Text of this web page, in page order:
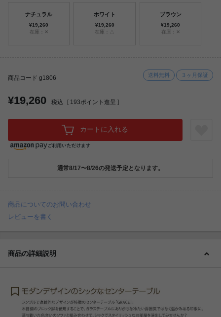
ナチュラル
¥19,260
在庫：✕
ホワイト
¥19,260
在庫：△
ブラウン
¥19,260
在庫：✕
商品コード g1806 送料無料 ３ヶ月保証
¥19,260 税込 [ 193ポイント進呈 ]
カートに入れる
通常8/17〜8/26の発送予定となります。
商品についてのお問い合わせ
レビューを書く
商品の詳細説明